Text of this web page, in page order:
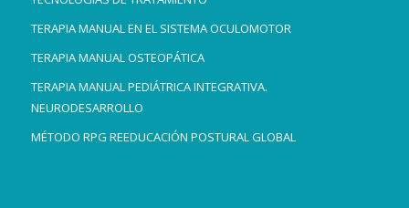
TERAPIA MANUAL EN EL SISTEMA OCULOMOTOR
TERAPIA MANUAL OSTEOPÁTICA
TERAPIA MANUAL PEDIÁTRICA INTEGRATIVA.
NEURODESARROLLO
MÉTODO RPG REEDUCACIÓN POSTURAL GLOBAL